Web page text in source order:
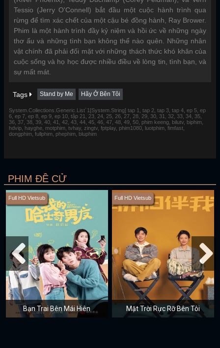
Tessio (Jerry O'Connell) bắt đầu một cuộc hành trình qua
rừng để tìm xác chết của một cậu bé đồng hành, Ray Brower.
Phim là một hành trình đầy kỷ niệm và hồi ức về những ngày
thơ ấu và những tình bạn không thể nào quên. Những nhân
vật chính đã phải đối mặt với những thách thức khó khăn của
cuộc sống và họ học được nhiều điều về lòng tin, tình bạn, và
sự mất mát.
Tags Stand by Me Hãy Ở Bên Tôi
System.Collections.Generic.List`1[System.String] tap 1, tap 2, tap 3, tap 4, ep 5, ep
6, ep 7, ep 8, ep 9, ep 10, tập 21, 23, 24, 25, 26, 27, 28, 29, 30, 31, 32, 33, 34, 35,
36, 37, 38, 39, 40, 41, 42, 43, 44, 45, 46, 47, 48, 49, 50, phim keeng, bilutv, biphim,
hdvip, hayghe, motphim, tvhay, zingtv, fptplay, phim1080, luotphim, fimfast,
dongphim, fullphim, phephim, bluphim
PHIM ĐỀ CỬ
Full HD Vietsub
Bạn Trai Bên Mái Hiên
Full HD Vietsub
Mặt Trời Rực Rỡ Bên Tôi